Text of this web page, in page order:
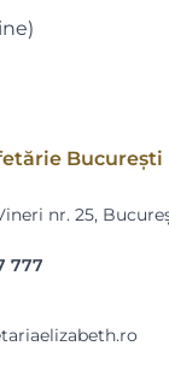
București
nr. 25,
777